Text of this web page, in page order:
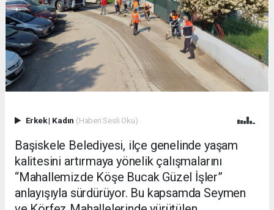
Erkek| Kadın (Haberi Sesli Oku)
Başiskele Belediyesi, ilçe genelinde yaşam
kalitesini artırmaya yönelik çalışmalarını
“Mahallemizde Köşe Bucak Güzel İşler”
anlayışıyla sürdürüyor. Bu kapsamda Seymen